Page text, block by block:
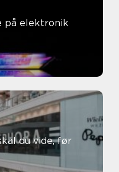
på elektronik
du vide, før